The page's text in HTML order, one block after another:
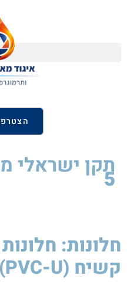
תקן ישראלי
5
חלונות: חלונות
קשיח (PVC-U)